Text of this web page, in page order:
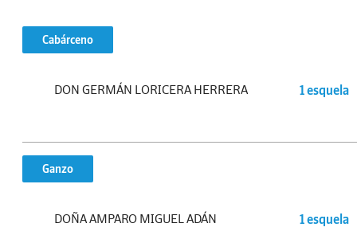
Cabárceno
DON GERMÁN LORICERA HERRERA 1 esquela
Ganzo
DOÑA AMPARO MIGUEL ADÁN 1 esquela